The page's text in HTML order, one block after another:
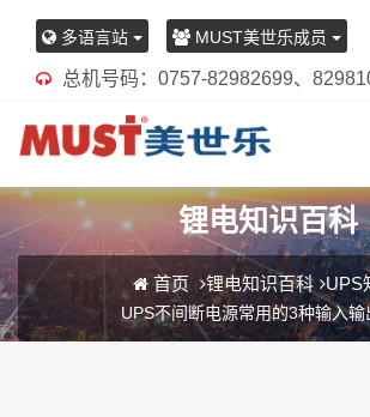
多语言站 MUST美世乐成员
总机号码：0757-82982699、
锂电知识百科
首页 锂电知识百科 UPS
UPS不间断电源常用的3种输入输